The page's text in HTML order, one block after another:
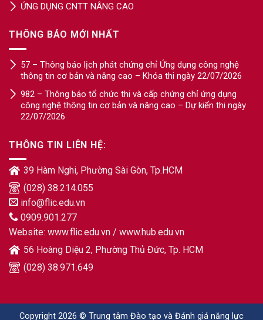
ỨNG DỤNG CNTT NÂNG CAO
THÔNG BÁO MỚI NHẤT
57 – Thông báo lịch phát chứng chỉ Ứng dụng công nghệ
thông tin cơ bản và nâng cao – Khóa thi ngày 22/07/2026
982 – Thông báo tổ chức thi và cấp chứng chỉ ứng dụng
công nghệ thông tin cơ bản và nâng cao – Dự kiến thi ngày
22/07/2026
THÔNG TIN LIÊN HỆ:
39 Hàm Nghi, Phường Sài Gòn, Tp.HCM
(028) 38.214.055
info@flic.edu.vn
0909.901.277
Website: www.flic.edu.vn / www.hub.edu.vn
56 Hoàng Diệu 2, Phường Thủ Đức, Tp. HCM
(028) 38.971.649
Copyright 2026 © Trung tâm Đào tạo và Đánh giá năng lực